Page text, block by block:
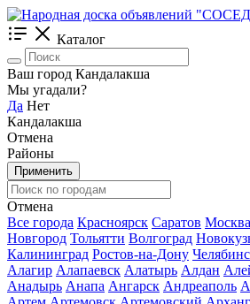
Каталог
Ваш город Кандалакша
Мы угадали?
Да Нет
Кандалакша
Отмена
Районы
Применить
Отмена
Все города Красноярск Саратов Москва
Новгород Тольятти Волгоград
Калининград Ростов-на-Дону
Алагир Алапаевск Алатырь Алдан
Анадырь Анапа Ангарск Андреаполь